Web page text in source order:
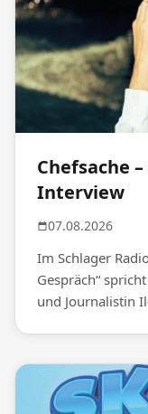
Chefsache
Interview
07.08.2026
Im Schlager
Gespräch“
und Journalistin